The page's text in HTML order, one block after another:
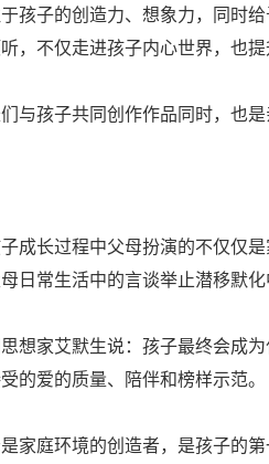
孩子的创造力、想象力，同时
，不仅走进孩子内心世界，也
孩子共同创作作品同时，也是
长过程中父母扮演的不仅仅是
日常生活中的言谈举止潜移默化
家艾默生说：孩子最终会成为
的爱的质量、陪伴和榜样示范。
庭环境的创造者，是孩子的第